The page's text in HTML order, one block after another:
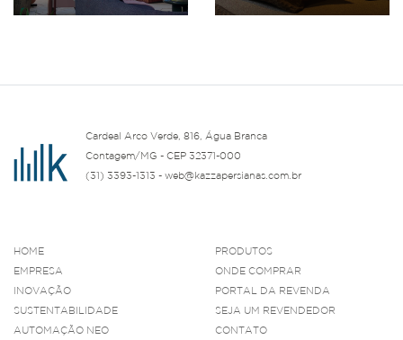
Cardeal Arco Verde, 816, Água Branca
Contagem/MG - CEP 32371-000
(31) 3393-1313 - web@kazzapersianas.com.br
HOME
EMPRESA
INOVAÇÃO
SUSTENTABILIDADE
AUTOMAÇÃO NEO
PRODUTOS
ONDE COMPRAR
PORTAL DA REVENDA
SEJA UM REVENDEDOR
CONTATO